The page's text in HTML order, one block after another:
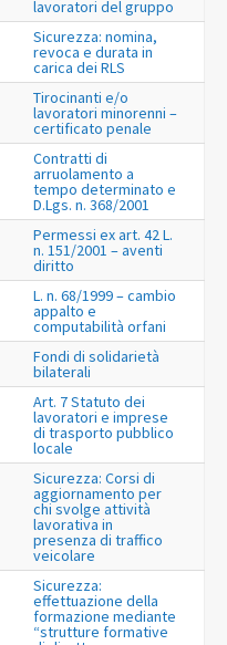
lavoratori del gruppo
Sicurezza: nomina,
revoca e durata in
carica dei RLS
Tirocinanti e/o
lavoratori minorenni –
certificato penale
Contratti di
arruolamento a
tempo determinato e
D.Lgs. n. 368/2001
Permessi ex art. 42 L.
n. 151/2001 – aventi
diritto
L. n. 68/1999 – cambio
appalto e
computabilità orfani
Fondi di solidarietà
bilaterali
Art. 7 Statuto dei
lavoratori e imprese
di trasporto pubblico
locale
Sicurezza: Corsi di
aggiornamento per
chi svolge attività
lavorativa in
presenza di traffico
veicolare
Sicurezza:
effettuazione della
formazione mediante
“strutture formative